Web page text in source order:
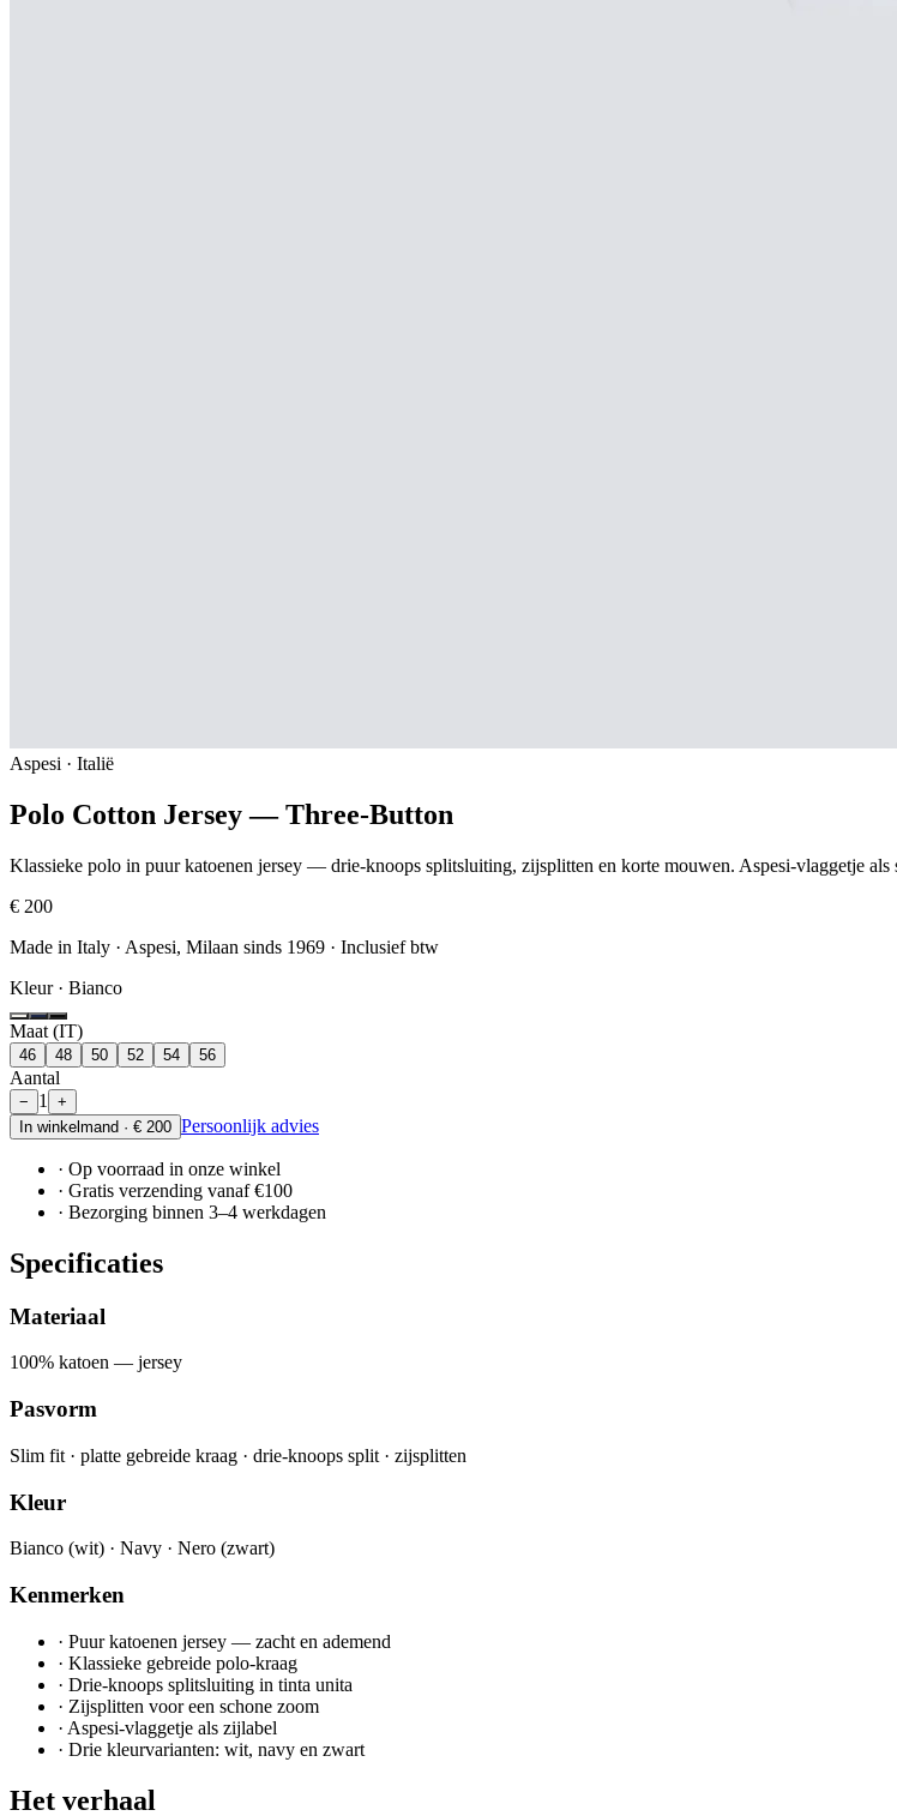
Aspesi · Italië
Polo Cotton Jersey — Three-Button
Klassieke polo in puur katoenen jersey — drie-knoops splitsluiting, zijsplitten en korte mouwen. Aspesi-vlaggetje
€ 200
Made in Italy · Aspesi, Milaan sinds 1969 · Inclusief btw
Kleur · Bianco
Maat (IT)
46 48 50 52 54 56
Aantal
− 1
+
In winkelmand · € 200 Persoonlijk advies
· Op voorraad in onze winkel
· Gratis verzending vanaf €100
· Bezorging binnen 3–4 werkdagen
Specificaties
Materiaal
100% katoen — jersey
Pasvorm
Slim fit · platte gebreide kraag · drie-knoops split · zijsplitten
Kleur
Bianco (wit) · Navy · Nero (zwart)
Kenmerken
· Puur katoenen jersey — zacht en ademend
· Klassieke gebreide polo-kraag
· Drie-knoops splitsluiting in tinta unita
· Zijsplitten voor een schone zoom
· Aspesi-vlaggetje als zijlabel
· Drie kleurvarianten: wit, navy en zwart
Het verhaal